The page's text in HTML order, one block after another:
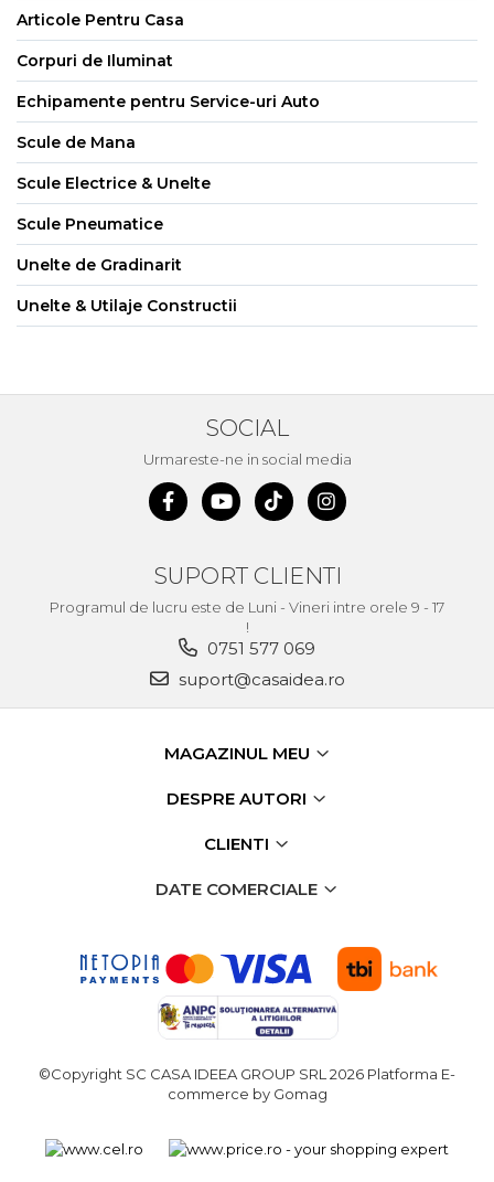
Articole Pentru Casa
Corpuri de Iluminat
Echipamente pentru Service-uri Auto
Scule de Mana
Scule Electrice & Unelte
Scule Pneumatice
Unelte de Gradinarit
Unelte & Utilaje Constructii
SOCIAL
Urmareste-ne in social media
SUPORT CLIENTI
Programul de lucru este de Luni - Vineri intre orele 9 - 17
!
0751 577 069
suport@casaidea.ro
MAGAZINUL MEU
DESPRE AUTORI
CLIENTI
DATE COMERCIALE
©Copyright SC CASA IDEEA GROUP SRL 2026 Platforma E-
commerce by Gomag